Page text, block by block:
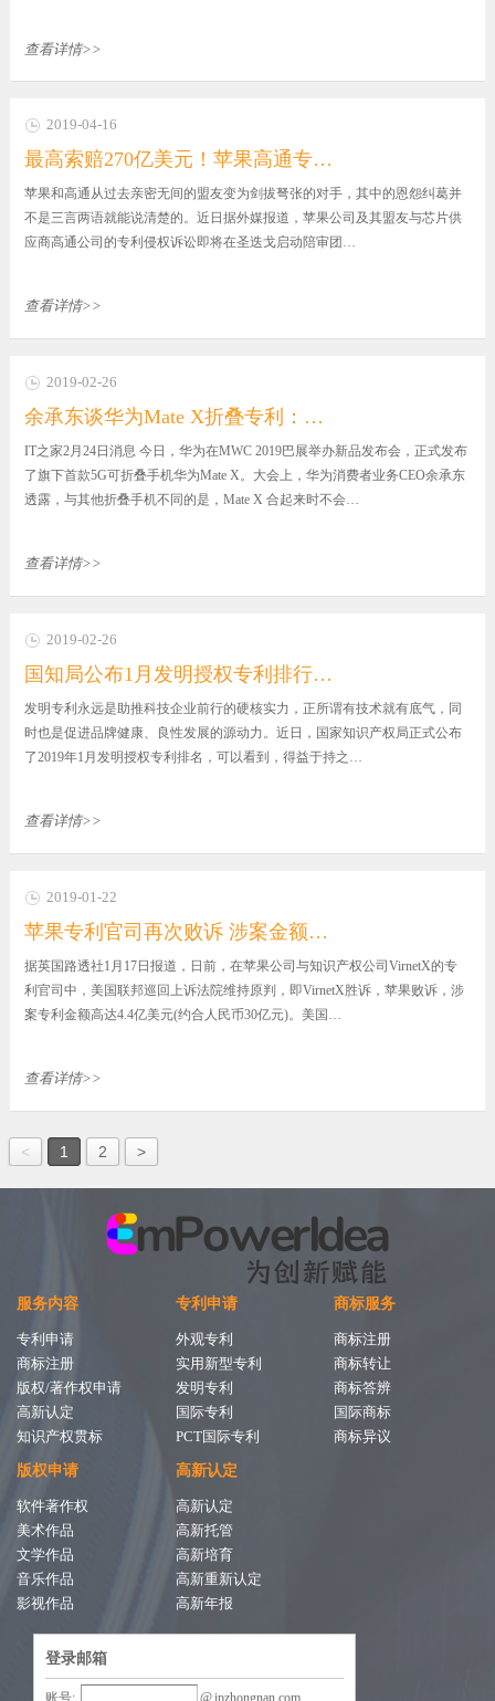
查看详情>>
2019-04-16
最高索赔270亿美元！苹果高通专…
苹果和高通从过去亲密无间的盟友变为剑拔弩张的对手，其中的恩怨纠葛并
不是三言两语就能说清楚的。近日据外媒报道，苹果公司及其盟友与芯片供
应商高通公司的专利侵权诉讼即将在圣迭戈启动陪审团…
查看详情>>
2019-02-26
余承东谈华为Mate X折叠专利：…
IT之家2月24日消息 今日，华为在MWC 2019巴展举办新品发布会，正式发布
了旗下首款5G可折叠手机华为Mate X。大会上，华为消费者业务CEO余承东
透露，与其他折叠手机不同的是，Mate X 合起来时不会…
查看详情>>
2019-02-26
国知局公布1月发明授权专利排行…
发明专利永远是助推科技企业前行的硬核实力，正所谓有技术就有底气，同
时也是促进品牌健康、良性发展的源动力。近日，国家知识产权局正式公布
了2019年1月发明授权专利排名，可以看到，得益于持之…
查看详情>>
2019-01-22
苹果专利官司再次败诉 涉案金额…
据英国路透社1月17日报道，日前，在苹果公司与知识产权公司VirnetX的专
利官司中，美国联邦巡回上诉法院维持原判，即VirnetX胜诉，苹果败诉，涉
案专利金额高达4.4亿美元(约合人民币30亿元)。美国…
查看详情>>
< 1 2 >
服务内容
专利申请
商标注册
版权/著作权申请
高新认定
知识产权贯标
专利申请
外观专利
实用新型专利
发明专利
国际专利
PCT国际专利
商标服务
商标注册
商标转让
商标答辨
国际商标
商标异议
版权申请
软件著作权
美术作品
文学作品
音乐作品
影视作品
高新认定
高新认定
高新托管
高新培育
高新重新认定
高新年报
登录邮箱
账号: @ipzhongnan.com